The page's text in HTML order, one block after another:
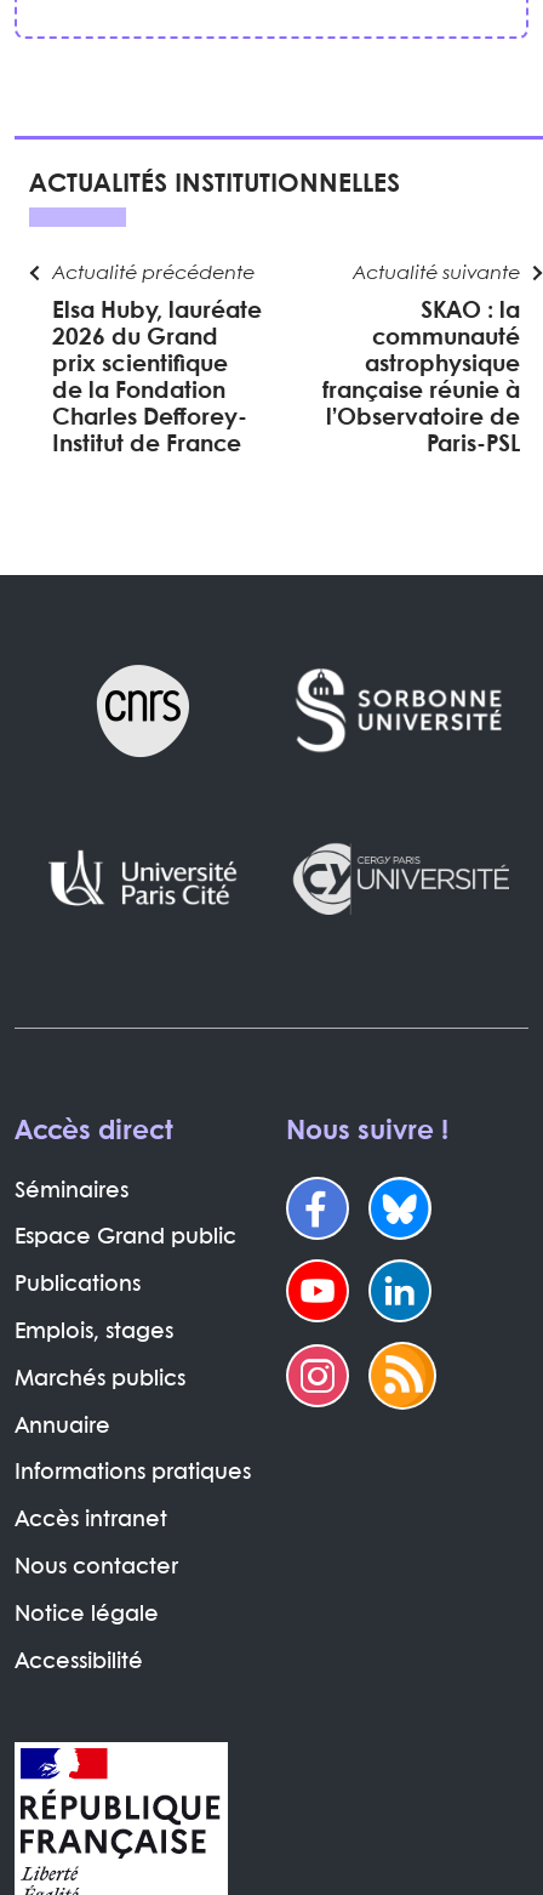
ACTUALITÉS INSTITUTIONNELLES
Actualité précédente
Elsa Huby, lauréate
2026 du Grand
prix scientifique
de la Fondation
Charles Defforey-
Institut de France
Actualité suivante
SKAO : la
communauté
astrophysique
française réunie à
l’Observatoire de
Paris-PSL
Accès direct
Séminaires
Espace Grand public
Publications
Emplois, stages
Marchés publics
Annuaire
Informations pratiques
Accès intranet
Nous contacter
Notice légale
Accessibilité
Nous suivre !